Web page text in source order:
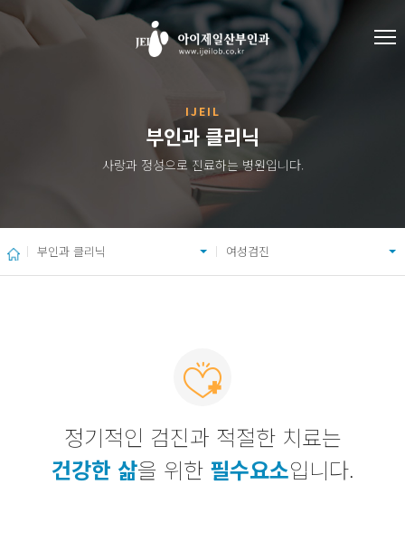
IJEIL
부인과 클리닉
사랑과 정성으로 진료하는 병원입니다.
부인과 클리닉 여성검진
정기적인 검진과 적절한 치료는
건강한 삶을 위한 필수요소입니다.